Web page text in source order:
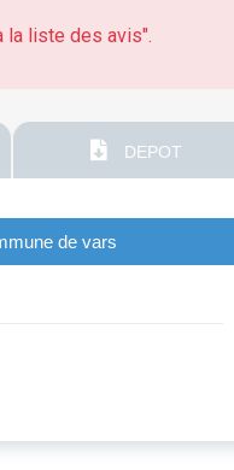
la liste des avis".
DEPOT
de vars